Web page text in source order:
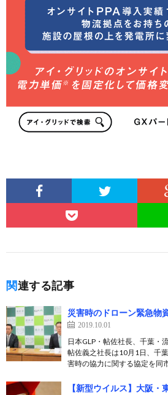
関連する記事
災害時のドローン緊急物
2019.10.01
日本GLP・帖佐社長、千葉・
帖佐義之社長は10月1日、千
害時の協力に関する協定を同
【新型ウイルス】大阪